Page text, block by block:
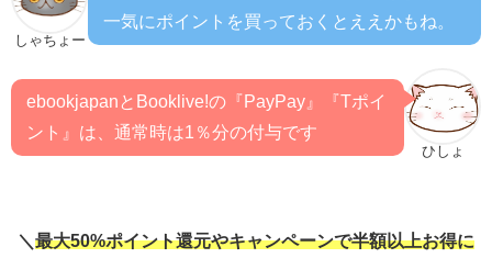
しゃちょー
一気にポイントを買っておくとええかもね。
ひしょ
ebookjapanとBooklive!の『PayPay』『Tポイ
ント』は、通常時は1％分の付与です
＼ 最大50%ポイント還元やキャンペーンで半額以上お得に